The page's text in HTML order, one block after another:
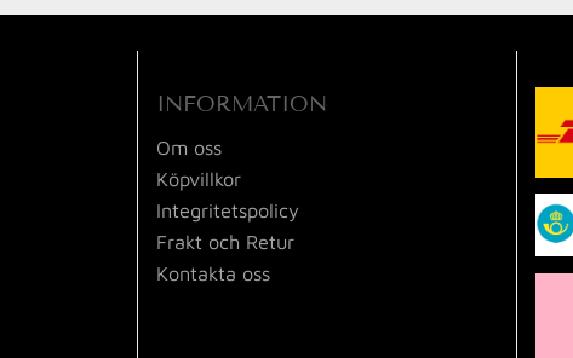
INFORMATION
Om oss
Köpvillkor
Integritetspolicy
Frakt och Retur
Kontakta oss